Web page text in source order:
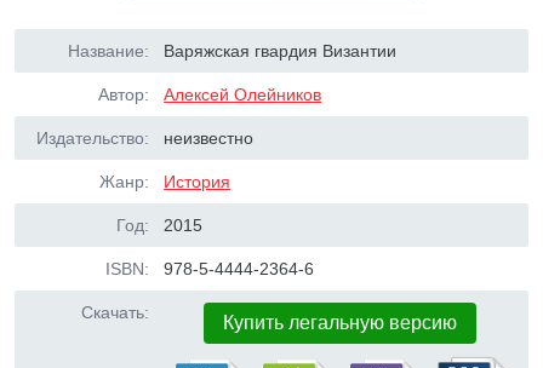
Название: Варяжская гвардия Византии
Автор: Алексей Олейников
Издательство: неизвестно
Жанр: История
Год: 2015
ISBN: 978-5-4444-2364-6
Скачать: Купить легальную версию